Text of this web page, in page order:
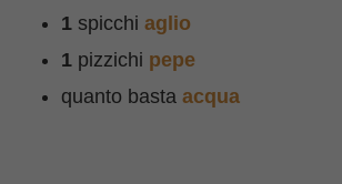
1 spicchi aglio
1 pizzichi pepe
quanto basta acqua